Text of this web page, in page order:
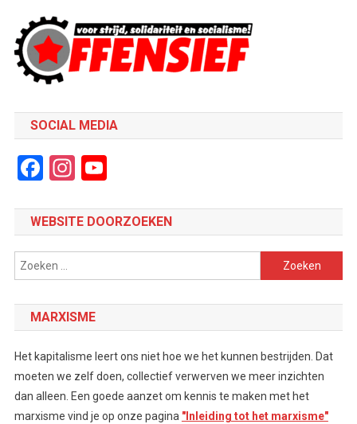
SOCIAL MEDIA
Facebook
Instagram
WEBSITE DOORZOEKEN
Zoeken
naar:
MARXISME
Het kapitalisme leert ons niet hoe we het kunnen bestrijden. Dat
moeten we zelf doen, collectief verwerven we meer inzichten
dan alleen. Een goede aanzet om kennis te maken met het
marxisme vind je op onze pagina "Inleiding tot het marxisme"